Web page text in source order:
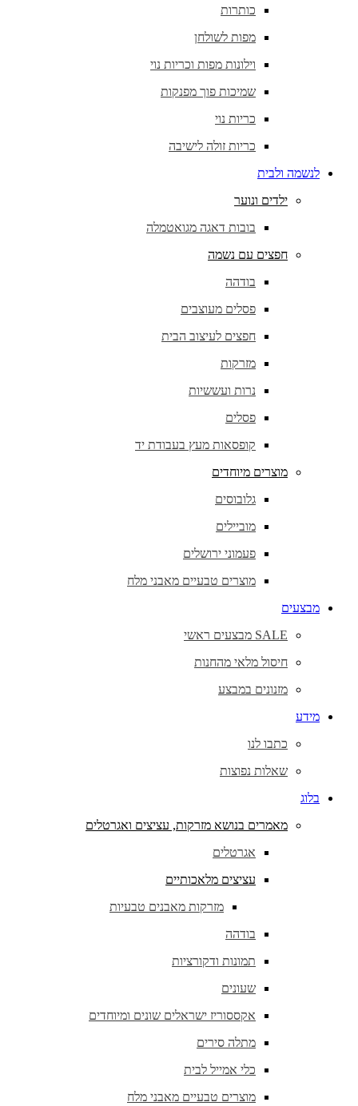
כותרות
מפות לשולחן
וילונות מפות וכריות נוי
שמיכות פוך מפנקות
כריות נוי
כריות זולה לישיבה
לנשמה ולבית
ילדים ונוער
בובות דאגה מגואטמלה
חפצים עם נשמה
בודהה
פסלים מעוצבים
חפצים לעיצוב הבית
מזרקות
נרות ועששיות
פסלים
קופסאות מעץ בעבודת יד
מוצרים מיוחדים
גלובוסים
מוביילים
פעמוני ירושלים
מוצרים טבעיים מאבני מלח
מבצעים
SALE מבצעים ראשי
חיסול מלאי מהחנות
מזנונים במבצע
מידע
כתבו לנו
שאלות נפוצות
בלוג
מאמרים בנושא מזרקות, עציצים ואגרטלים
אגרטלים
עציצים מלאכותיים
מזרקות מאבנים טבעיות
בודהה
תמונות ודקורציות
שעונים
אקססוריז ישראלים שונים ומיוחדים
מתלה סירים
כלי אמייל לבית
מוצרים טבעיים מאבני מלח